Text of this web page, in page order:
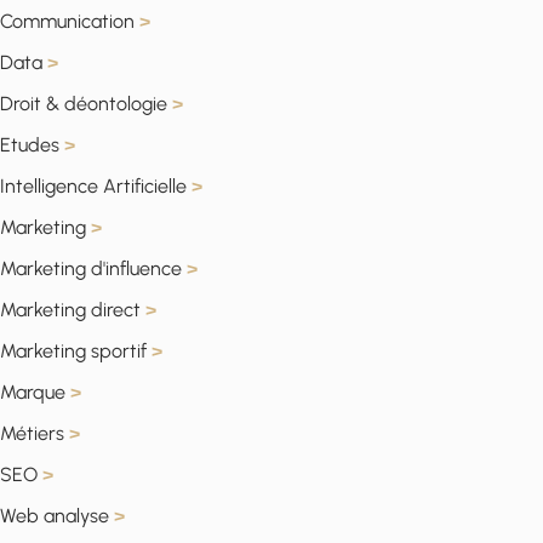
Communication >
Data >
Droit & déontologie >
Etudes >
Intelligence Artificielle >
Marketing >
Marketing d'influence >
Marketing direct >
Marketing sportif >
Marque >
Métiers >
SEO >
Web analyse >